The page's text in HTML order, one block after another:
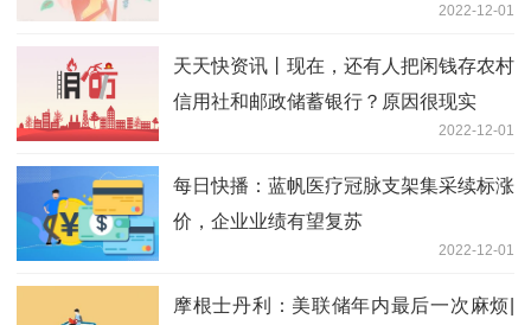
2022-12-01
天天快资讯丨现在，还有人把闲钱存农村
信用社和邮政储蓄银行？原因很现实
2022-12-01
每日快播：蓝帆医疗冠脉支架集采续标涨
价，企业业绩有望复苏
2022-12-01
摩根士丹利：美联储年内最后一次麻烦|